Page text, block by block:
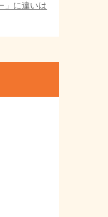
」に違いは